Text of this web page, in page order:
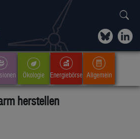
Ökologie Energiebörse Allgemein
herstellen